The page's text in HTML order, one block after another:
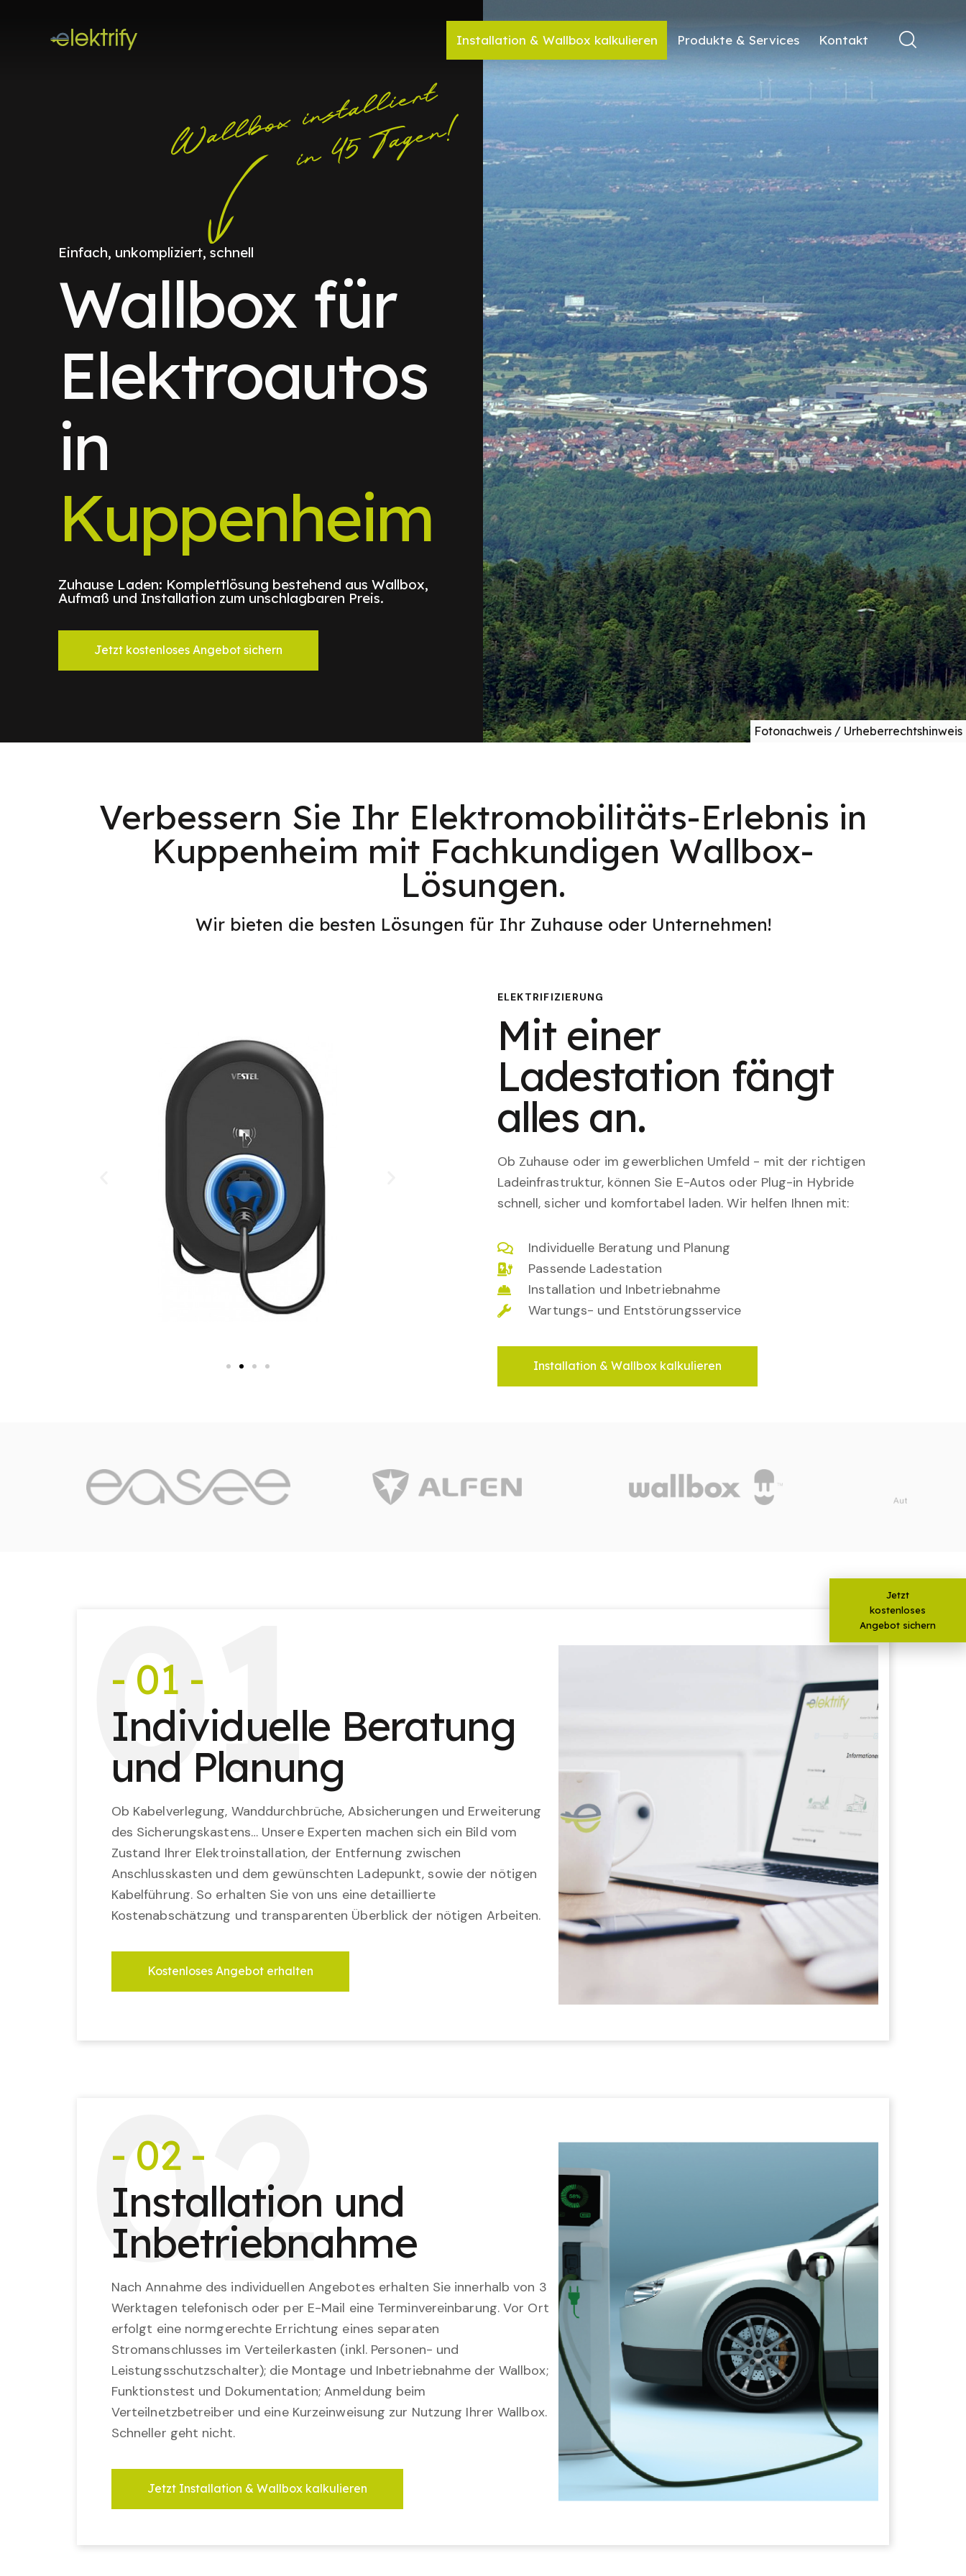
Installation & Wallbox kalkulieren Produkte & Services Kontakt
Einfach, unkompliziert, schnell
Wallbox für
Elektroautos
in
Kuppenheim
Zuhause Laden: Komplettlösung bestehend aus Wallbox,
Aufmaß und Installation zum unschlagbaren Preis.
Jetzt kostenloses Angebot sichern
Fotonachweis / Urheberrechtshinweis
Verbessern Sie Ihr Elektromobilitäts-Erlebnis in
Kuppenheim mit Fachkundigen Wallbox-
Lösungen.
Wir bieten die besten Lösungen für Ihr Zuhause oder Unternehmen!
ELEKTRIFIZIERUNG
Mit einer
Ladestation fängt
alles an.
Ob Zuhause oder im gewerblichen Umfeld - mit der richtigen
Ladeinfrastruktur, können Sie E-Autos oder Plug-in Hybride
schnell, sicher und komfortabel laden. Wir helfen Ihnen mit:
Individuelle Beratung und Planung
Passende Ladestation
Installation und Inbetriebnahme
Wartungs- und Entstörungsservice
Installation & Wallbox kalkulieren
01
- 01 -
Individuelle Beratung
und Planung
Ob Kabelverlegung, Wanddurchbrüche, Absicherungen und Erweiterung
des Sicherungskastens… Unsere Experten machen sich ein Bild vom
Zustand Ihrer Elektroinstallation, der Entfernung zwischen
Anschlusskasten und dem gewünschten Ladepunkt, sowie der nötigen
Kabelführung. So erhalten Sie von uns eine detaillierte
Kostenabschätzung und transparenten Überblick der nötigen Arbeiten.
Kostenloses Angebot erhalten
02
- 02 -
Installation und
Inbetriebnahme
Nach Annahme des individuellen Angebotes erhalten Sie innerhalb von 3
Werktagen telefonisch oder per E-Mail eine Terminvereinbarung. Vor Ort
erfolgt eine normgerechte Errichtung eines separaten
Stromanschlusses im Verteilerkasten (inkl. Personen- und
Leistungsschutzschalter); die Montage und Inbetriebnahme der Wallbox;
Funktionstest und Dokumentation; Anmeldung beim
Verteilnetzbetreiber und eine Kurzeinweisung zur Nutzung Ihrer Wallbox.
Schneller geht nicht.
Jetzt Installation & Wallbox kalkulieren
Jetzt
kostenloses
Angebot sichern